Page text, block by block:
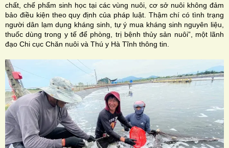
chất, chế phẩm sinh học tại các vùng nuôi, cơ sở nuôi không đảm
bảo điều kiện theo quy định của pháp luật. Thậm chí có tình trạng
người dân lạm dụng kháng sinh, tự ý mua kháng sinh nguyên liệu,
thuốc dùng trong y tế để phòng, trị bệnh thủy sản nuôi”, một lãnh
đạo Chi cục Chăn nuôi và Thú y Hà Tĩnh thông tin.